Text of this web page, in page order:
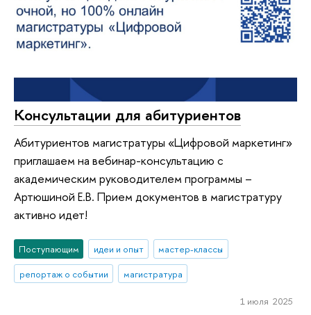
Консультации для абитуриентов
Абитуриентов магистратуры «Цифровой маркетинг»
приглашаем на вебинар-консультацию с
академическим руководителем программы –
Артюшиной Е.В. Прием документов в магистратуру
активно идет!
Поступающим идеи и опыт
мастер-классы
репортаж о событии
магистратура
1 июля 2025